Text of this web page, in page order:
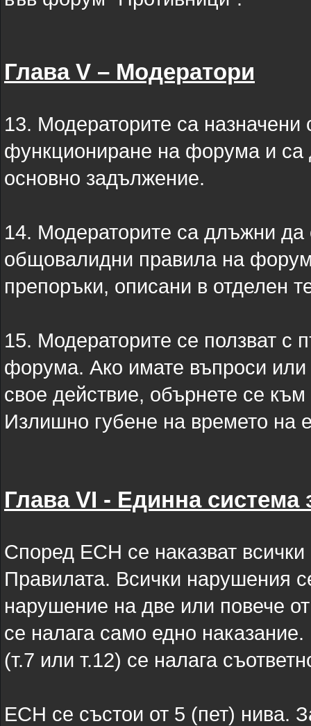
Глава V – Модератори
13. Модераторите са
функциониране на форума и
основно задължение.
14. Модераторите са длъжни да
общовалидни правила на
препоръки, описани в отделен
15. Модераторите се ползват с
форума. Ако имате въпроси или
свое действие, обърнете се
Излишно губене на времето на
Глава VI - Единна система
Според ЕСН се наказват
Правилата. Всички нарушения
нарушение на две или повече
се налага само едно
(т.7 или т.12) се налага
ЕСН се състои от 5 (пет) нива.